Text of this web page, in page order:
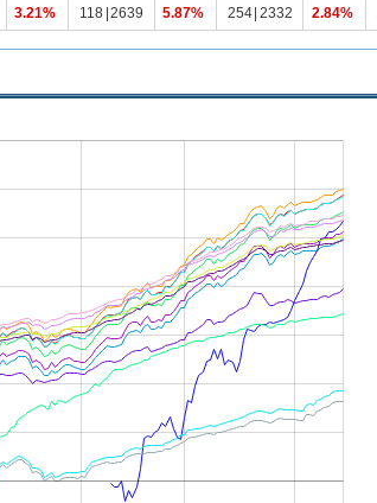
3.21% 118 2639 5.87% 254 2332 2.84%